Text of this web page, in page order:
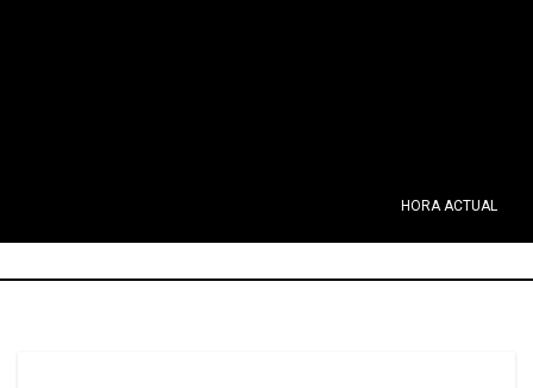
HORA ACTUAL